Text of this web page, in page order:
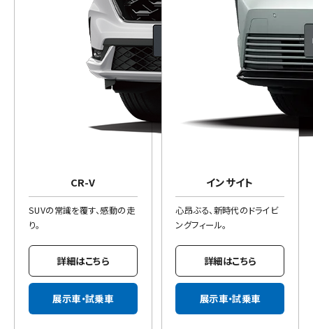
CR-V
SUVの常識を覆す、感動の走
り。
詳細はこちら
展示車・試乗車
インサイト
心昂ぶる、新時代のドライビ
ングフィール。
詳細はこちら
展示車・試乗車